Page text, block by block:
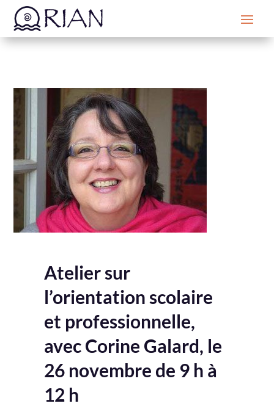
Atelier sur
l’orientation scolaire
et professionnelle,
avec Corine Galard, le
26 novembre de 9 h à
12 h